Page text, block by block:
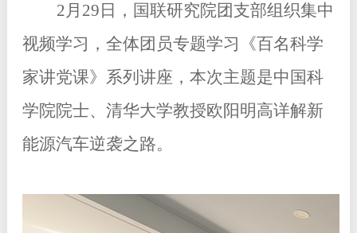
2月29日，国联研究院团支部组织集中
视频学习，全体团员专题学习《百名科学
家讲党课》系列讲座，本次主题是中国科
学院院士、清华大学教授欧阳明高详解新
能源汽车逆袭之路。